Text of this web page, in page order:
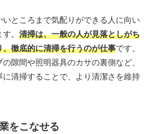
ところまで気配りができる人に向い
。 清掃は、一般の人が見落としがち
徹底的に清掃を行うのが仕事です。
隙間や照明器具のカサの裏側など、
清掃することで、より清潔さを維持
をこなせる